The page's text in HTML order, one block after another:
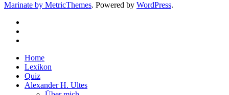
Marinate by MetricThemes. Powered by WordPress.
Home
Lexikon
Quiz
Alexander H. Ultes